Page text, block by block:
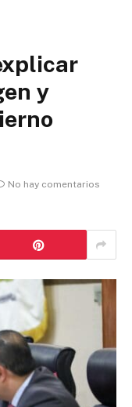
y
No hay comentarios